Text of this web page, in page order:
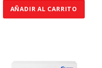
AÑADIR AL CARRITO